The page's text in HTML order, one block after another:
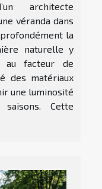
architecte
véranda dans
la
naturelle y
au facteur de
des matériaux
une luminosité
Cette